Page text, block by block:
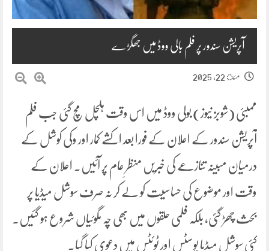
آپریشن سندور پر فلم بالی ووڈ میں جھگڑے
مئ 22, 2025
ممبئی (شوبز نیوز) بولی ووڈ میں اس وقت ہلچل مچ گئی جب فلم
آپریشن سندور کے اعلان کے فورا بعد اکشے کمار اور وکی کوشل کے
درمیان مبینہ تنازعے کی خبریں منظرِ عام پر آئیں۔ اعلان کے
وقت اور موضوع کی حساسیت کو لے کر نہ صرف سوشل میڈیا پر
بحث چھڑ گئی، بلکہ فلمی حلقوں میں بھی چہ مگوئیاں شروع ہو گئیں۔
کئی سوشل میڈیا پوسٹس اور ٹوئٹس میں دعوی کیا گیا۔